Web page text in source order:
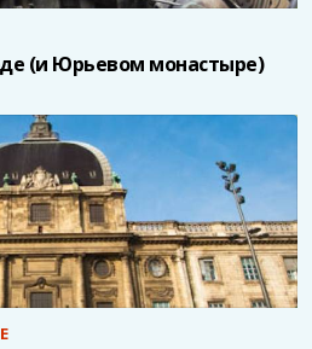
(и Юрьевом монастыре)